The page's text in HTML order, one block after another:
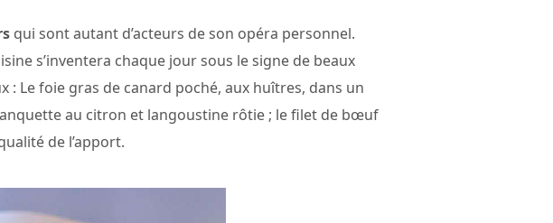
qui sont autant d’acteurs de son opéra personnel.
s’inventera chaque jour sous le signe de beaux
Le foie gras de canard poché, aux huîtres, dans un
au citron et langoustine rôtie ; le filet de bœuf
de l’apport.